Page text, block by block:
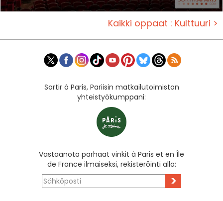
Kaikki oppaat : Kulttuuri >
Sortir à Paris, Pariisin matkailutoimiston
yhteistyökumppani:
Vastaanota parhaat vinkit à Paris et en Île
de France ilmaiseksi, rekisteröinti alla:
>